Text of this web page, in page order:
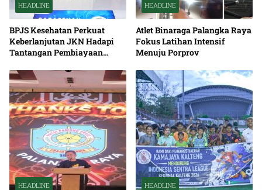
HEADLINE
BPJS Kesehatan Perkuat
Keberlanjutan JKN Hadapi
Tantangan Pembiayaan
HEADLINE
Atlet Binaraga Palangka Raya
Fokus Latihan Intensif
Menuju Porprov
HEADLINE HEADLINE